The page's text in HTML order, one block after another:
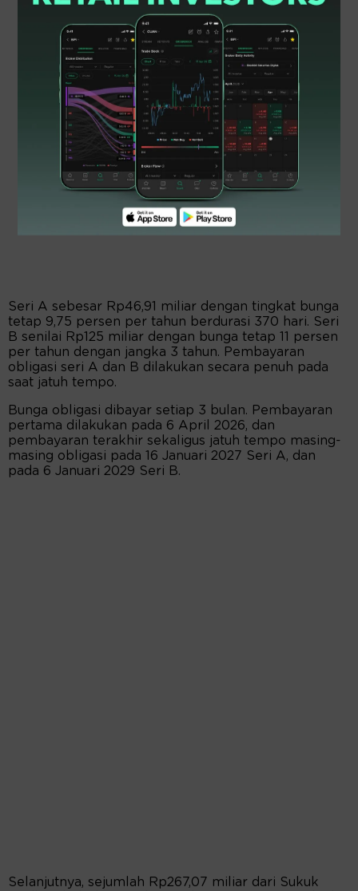
Seri A sebesar Rp46,91 miliar dengan tingkat bunga
tetap 9,75 persen per tahun berdurasi 370 hari. Seri
B senilai Rp125 miliar dengan bunga tetap 11 persen
per tahun dengan jangka 3 tahun. Pembayaran
obligasi seri A dan B dilakukan secara penuh pada
saat jatuh tempo.
Bunga obligasi dibayar setiap 3 bulan. Pembayaran
pertama dilakukan pada 6 April 2026, dan
pembayaran terakhir sekaligus jatuh tempo masing-
masing obligasi pada 16 Januari 2027 Seri A, dan
pada 6 Januari 2029 Seri B.
Selanjutnya, sejumlah Rp267,07 miliar dari Sukuk